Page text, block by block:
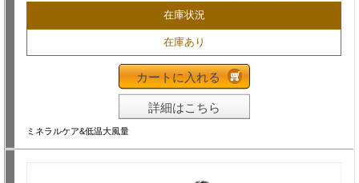
在庫状況
在庫あり
カートに入れる
詳細はこちら
ミネラルケア&低温大風量